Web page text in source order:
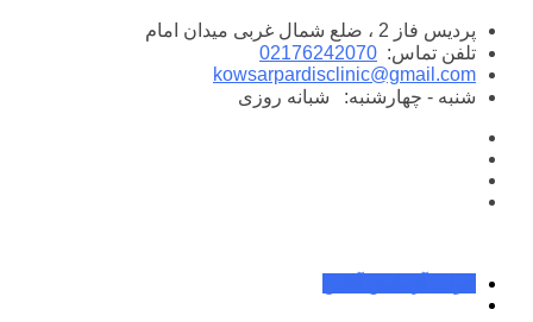
پرش
محتوا
پردیس فاز 2 ، ضلع شمال غربی میدان امام
تلفن تماس: 02176242070
kowsarpardisclinic@gmail.com
شنبه - چهارشنبه:
شبانه روزی